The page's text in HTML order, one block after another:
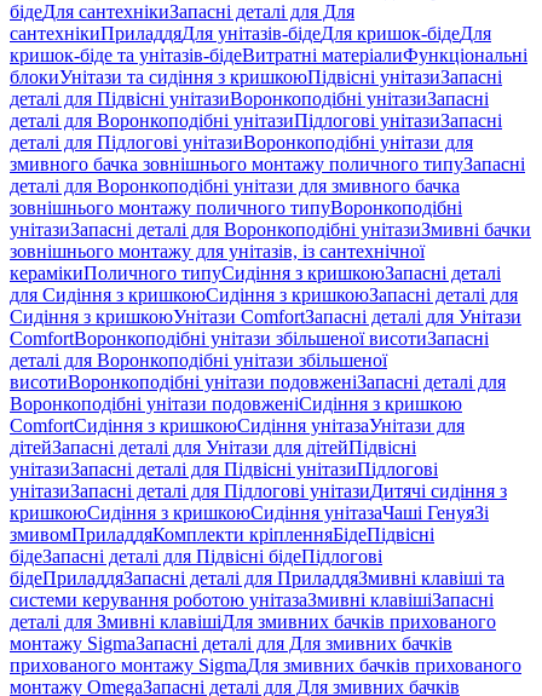
бідеДля сантехнікиЗапасні деталі для Для
сантехнікиПриладдяДля унітазів-бідеДля кришок-бідеДля
кришок-біде та унітазів-бідеВитратні матеріалиФункціональні
блокиУнітази та сидіння з кришкоюПідвісні унітазиЗапасні
деталі для Підвісні унітазиВоронкоподібні унітазиЗапасні
деталі для Воронкоподібні унітазиПідлогові унітазиЗапасні
деталі для Підлогові унітазиВоронкоподібні унітази для
змивного бачка зовнішнього монтажу поличного типуЗапасні
деталі для Воронкоподібні унітази для змивного бачка
зовнішнього монтажу поличного типуВоронкоподібні
унітазиЗапасні деталі для Воронкоподібні унітазиЗмивні бачки
зовнішнього монтажу для унітазів, із сантехнічної
керамікиПоличного типуСидіння з кришкоюЗапасні деталі
для Сидіння з кришкоюСидіння з кришкоюЗапасні деталі для
Сидіння з кришкоюУнітази ComfortЗапасні деталі для Унітази
ComfortВоронкоподібні унітази збільшеної висотиЗапасні
деталі для Воронкоподібні унітази збільшеної
висотиВоронкоподібні унітази подовженіЗапасні деталі для
Воронкоподібні унітази подовженіСидіння з кришкою
ComfortСидіння з кришкоюСидіння унітазаУнітази для
дітейЗапасні деталі для Унітази для дітейПідвісні
унітазиЗапасні деталі для Підвісні унітазиПідлогові
унітазиЗапасні деталі для Підлогові унітазиДитячі сидіння з
кришкоюСидіння з кришкоюСидіння унітазаЧаші ГенуяЗі
змивомПриладдяКомплекти кріпленняБідеПідвісні
бідеЗапасні деталі для Підвісні бідеПідлогові
бідеПриладдяЗапасні деталі для ПриладдяЗмивні клавіші та
системи керування роботою унітазаЗмивні клавішіЗапасні
деталі для Змивні клавішіДля змивних бачків прихованого
монтажу SigmaЗапасні деталі для Для змивних бачків
прихованого монтажу SigmaДля змивних бачків прихованого
монтажу OmegaЗапасні деталі для Для змивних бачків